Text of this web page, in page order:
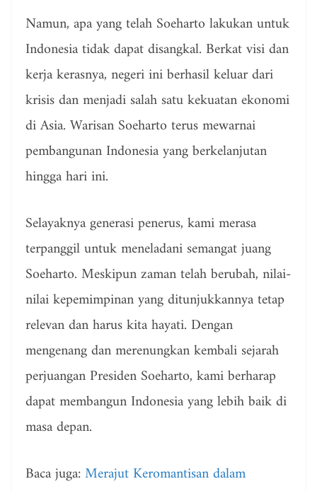
Namun, apa yang telah Soeharto lakukan untuk
Indonesia tidak dapat disangkal. Berkat visi dan
kerja kerasnya, negeri ini berhasil keluar dari
krisis dan menjadi salah satu kekuatan ekonomi
di Asia. Warisan Soeharto terus mewarnai
pembangunan Indonesia yang berkelanjutan
hingga hari ini.
Selayaknya generasi penerus, kami merasa
terpanggil untuk meneladani semangat juang
Soeharto. Meskipun zaman telah berubah, nilai-
nilai kepemimpinan yang ditunjukkannya tetap
relevan dan harus kita hayati. Dengan
mengenang dan merenungkan kembali sejarah
perjuangan Presiden Soeharto, kami berharap
dapat membangun Indonesia yang lebih baik di
masa depan.
Baca juga:Merajut Keromantisan dalam